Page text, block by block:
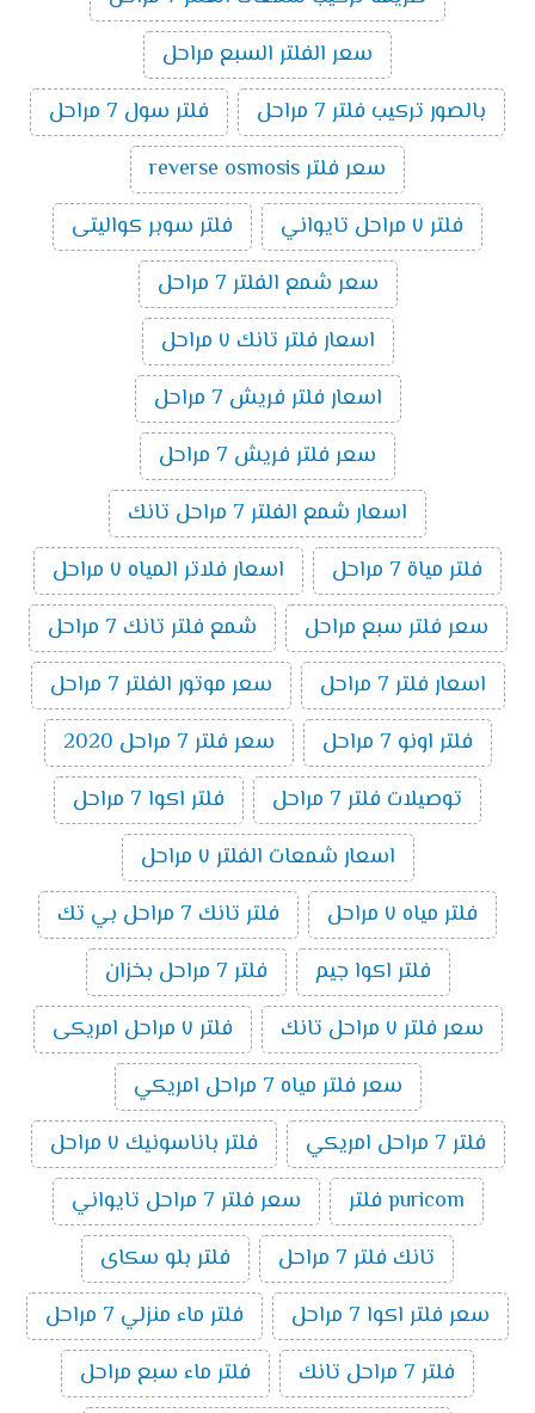
سعر الفلتر السبع مراحل
بالصور تركيب فلتر 7 مراحل
فلتر سول 7 مراحل
سعر فلتر reverse osmosis
فلتر ٧ مراحل تايواني
فلتر سوبر كواليتى
سعر شمع الفلتر 7 مراحل
اسعار فلتر تانك ٧ مراحل
اسعار فلتر فريش 7 مراحل
سعر فلتر فريش 7 مراحل
اسعار شمع الفلتر 7 مراحل تانك
فلتر مياة 7 مراحل
اسعار فلاتر المياه ٧ مراحل
سعر فلتر سبع مراحل
شمع فلتر تانك 7 مراحل
اسعار فلتر 7 مراحل
سعر موتور الفلتر 7 مراحل
فلتر اونو 7 مراحل
سعر فلتر 7 مراحل 2020
توصيلات فلتر 7 مراحل
فلتر اكوا 7 مراحل
اسعار شمعات الفلتر ٧ مراحل
فلتر مياه ٧ مراحل
فلتر تانك 7 مراحل بي تك
فلتر اكوا جيم
فلتر 7 مراحل بخزان
سعر فلتر ٧ مراحل تانك
فلتر ٧ مراحل امريكى
سعر فلتر مياه 7 مراحل امريكي
فلتر 7 مراحل امريكي
فلتر باناسونيك ٧ مراحل
puricom فلتر
سعر فلتر 7 مراحل تايواني
تانك فلتر 7 مراحل
فلتر بلو سكاى
سعر فلتر اكوا 7 مراحل
فلتر ماء منزلي 7 مراحل
فلتر 7 مراحل تانك
فلتر ماء سبع مراحل